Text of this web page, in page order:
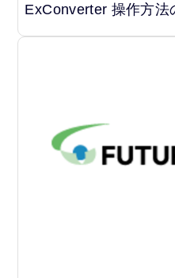
ExConverter 操作方法